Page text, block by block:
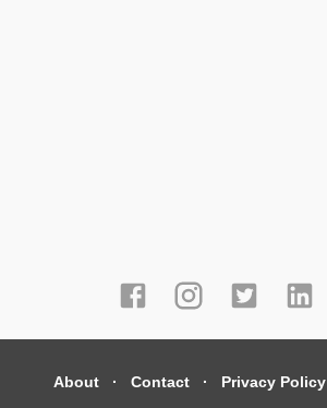
About Contact Privacy Policy